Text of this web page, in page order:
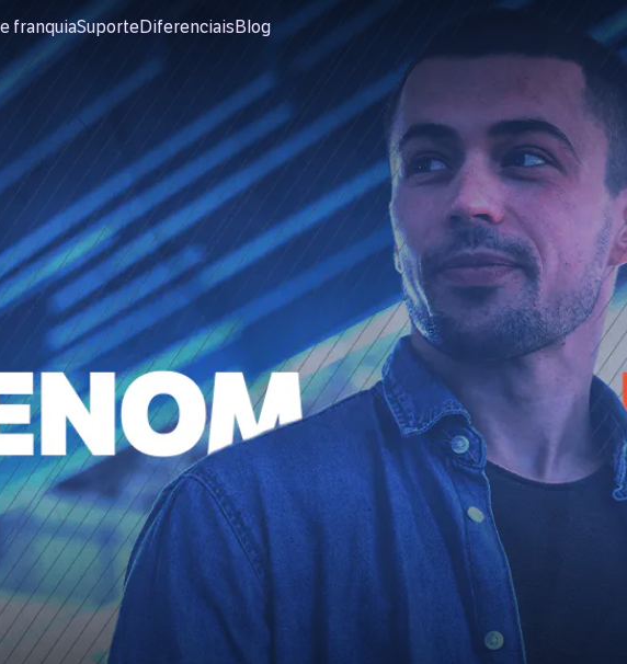
franquiaSuporteDiferenciaisBlog